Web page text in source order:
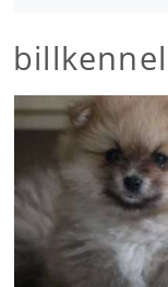
billkennel